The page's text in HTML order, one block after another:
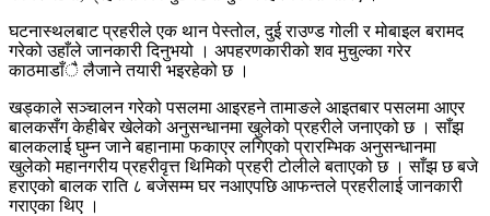
घटनास्थलबाट प्रहरीले एक थान पेस्तोल, दुई राउण्ड गोली र मोबाइल बरामद
गरेको उहाँले जानकारी दिनुभयो । अपहरणकारीको शव मुचुल्का गरेर
काठमाडाँै लैजाने तयारी भइरहेको छ ।
खड्काले सञ्चालन गरेको पसलमा आइरहने तामाङले आइतबार पसलमा आएर
बालकसँग केहीबेर खेलेको अनुसन्धानमा खुलेको प्रहरीले जनाएको छ । साँझ
बालकलाई घुम्न जाने बहानामा फकाएर लगिएको प्रारम्भिक अनुसन्धानमा
खुलेको महानगरीय प्रहरीवृत्त थिमिको प्रहरी टोलीले बताएको छ । साँझ छ बजे
हराएको बालक राति ८ बजेसम्म घर नआएपछि आफन्तले प्रहरीलाई जानकारी
गराएका थिए ।